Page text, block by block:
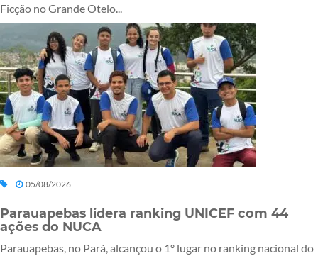
Ficção no Grande Otelo...
05/08/2026
Parauapebas lidera ranking UNICEF com 44
ações do NUCA
Parauapebas, no Pará, alcançou o 1º lugar no ranking nacional do